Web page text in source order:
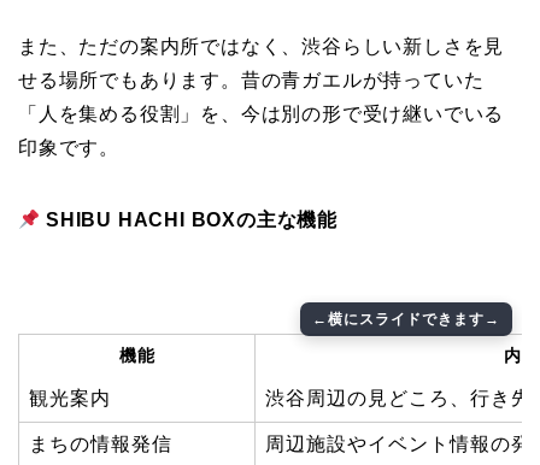
また、ただの案内所ではなく、渋谷らしい新しさを見
せる場所でもあります。昔の青ガエルが持っていた
「人を集める役割」を、今は別の形で受け継いでいる
印象です。
SHIBU HACHI BOXの主な機能
機能 内容
観光案内 渋谷周辺の見どころ、行き先
まちの情報発信 周辺施設やイベント情報の発